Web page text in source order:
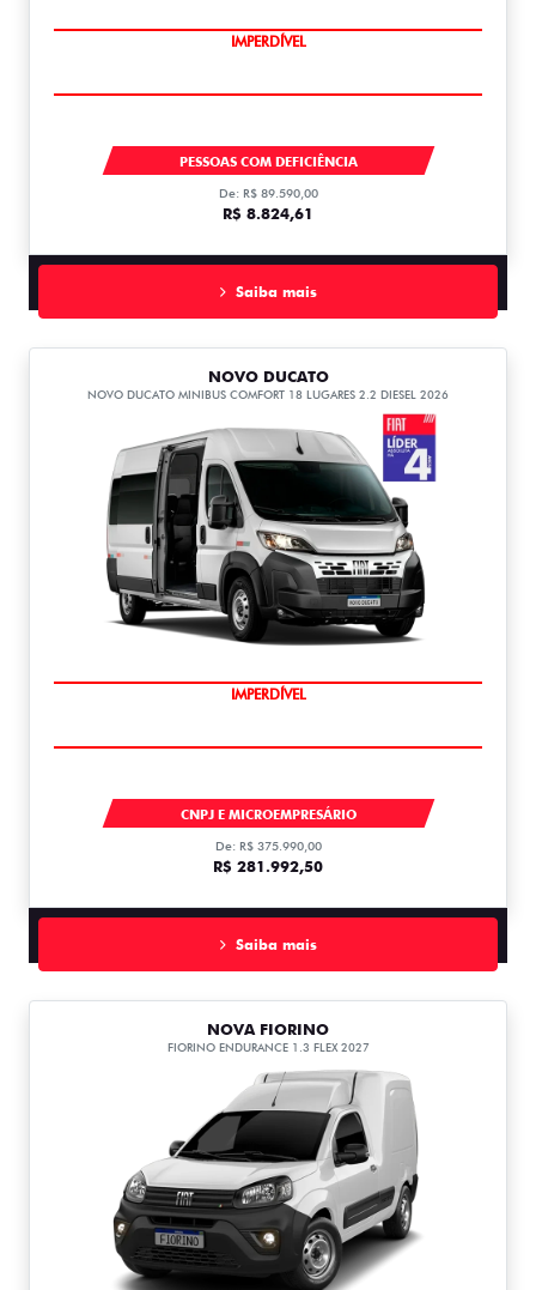
IMPERDÍVEL
PESSOAS COM DEFICIÊNCIA
De: R$ 89.590,00
R$ 8.824,61
Saiba mais
NOVO DUCATO
NOVO DUCATO MINIBUS COMFORT 18 LUGARES 2.2 DIESEL 2026
IMPERDÍVEL
CNPJ E MICROEMPRESÁRIO
De: R$ 375.990,00
R$ 281.992,50
Saiba mais
NOVA FIORINO
FIORINO ENDURANCE 1.3 FLEX 2027